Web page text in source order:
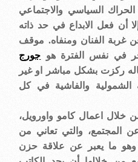
السياسي والاجتماعي
أن فعل الابداع في حد ذاته
غربة الفنان ومنفاه. موقف
في نفس الفترة هو جورج
ركزت بشكل مباشر او غير
الشمولية والفاشية في كل
من خلال اعمال كامو واورويل،
المجتمع، والتي تعاني من
وهو ما يعبر عن علاقة حزن